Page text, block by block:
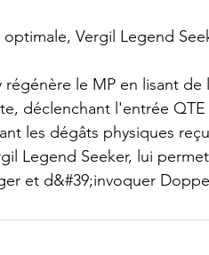
Vergil Legend
régénère le MP en lisant
déclenchant l'entrée
les dégâts physiques
Legend Seeker, lui
et d&#39;invoquer